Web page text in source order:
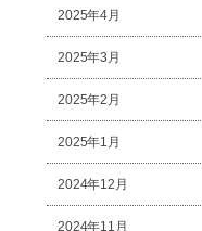
2025年4月
2025年3月
2025年2月
2025年1月
2024年12月
2024年11月